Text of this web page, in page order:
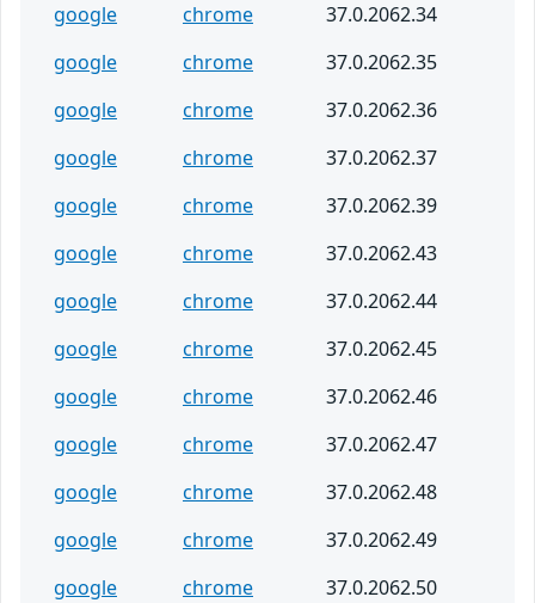
google
chrome
37.0.2062.34
google
chrome
37.0.2062.35
google
chrome
37.0.2062.36
google
chrome
37.0.2062.37
google
chrome
37.0.2062.39
google
chrome
37.0.2062.43
google
chrome
37.0.2062.44
google
chrome
37.0.2062.45
google
chrome
37.0.2062.46
google
chrome
37.0.2062.47
google
chrome
37.0.2062.48
google
chrome
37.0.2062.49
google
chrome
37.0.2062.50